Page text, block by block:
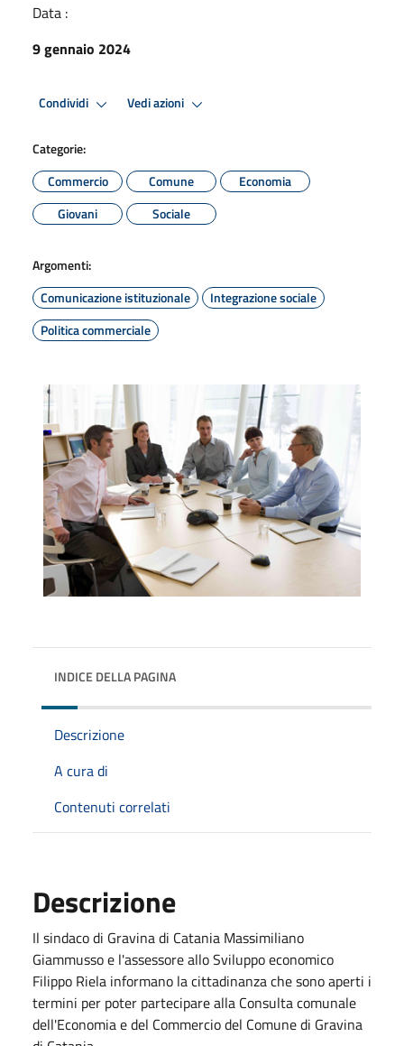
Data :
9 gennaio 2024
Condividi Vedi azioni
Categorie:
Commercio
Comune
Economia
Giovani
Sociale
Argomenti:
Comunicazione istituzionale
Integrazione sociale
Politica commerciale
INDICE DELLA PAGINA
Descrizione
A cura di
Contenuti correlati
Descrizione
Il sindaco di Gravina di Catania Massimiliano
Giammusso e l'assessore allo Sviluppo economico
Filippo Riela informano la cittadinanza che sono aperti i
termini per poter partecipare alla Consulta comunale
dell'Economia e del Commercio del Comune di Gravina